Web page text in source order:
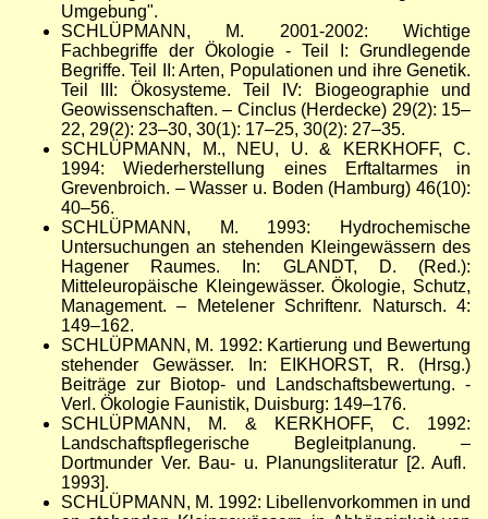
Umgebung".
SCHLÜPMANN, M. 2001-2002: Wichtige
Fachbegriffe der Ökologie - Teil I: Grundlegende
Begriffe. Teil II: Arten, Populationen und ihre Genetik.
Teil III: Ökosysteme. Teil IV: Biogeographie und
Geowissenschaften.– Cinclus (Herdecke) 29(2): 15–
22, 29(2): 23–30, 30(1): 17–25, 30(2): 27–35.
SCHLÜPMANN, M., NEU, U. & KERKHOFF, C.
1994: Wiederherstellung eines Erftaltarmes in
Grevenbroich. –Wasser u. Boden (Hamburg) 46(10):
40–56.
SCHLÜPMANN, M. 1993: Hydrochemische
Untersuchungen an stehenden Kleingewässern des
Hagener Raumes. In: GLANDT, D. (Red.):
Mitteleuropäische Kleingewässer. Ökologie, Schutz,
Management.– Metelener Schriftenr. Natursch. 4:
149–162.
SCHLÜPMANN, M. 1992: Kartierung und Bewertung
stehender Gewässer. In: EIKHORST, R. (Hrsg.)
Beiträge zur Biotop- und Landschaftsbewertung. -
Verl. Ökologie Faunistik, Duisburg: 149–176.
SCHLÜPMANN, M. & KERKHOFF, C. 1992:
Landschaftspflegerische Begleitplanung. –
Dortmunder Ver. Bau- u. Planungsliteratur [2. Aufl.
1993].
SCHLÜPMANN, M. 1992: Libellenvorkommen in und